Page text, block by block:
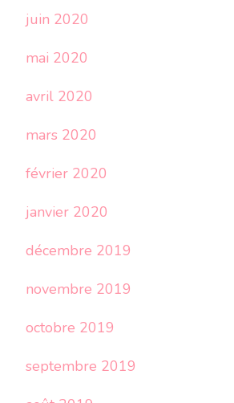
juin 2020
mai 2020
avril 2020
mars 2020
février 2020
janvier 2020
décembre 2019
novembre 2019
octobre 2019
septembre 2019